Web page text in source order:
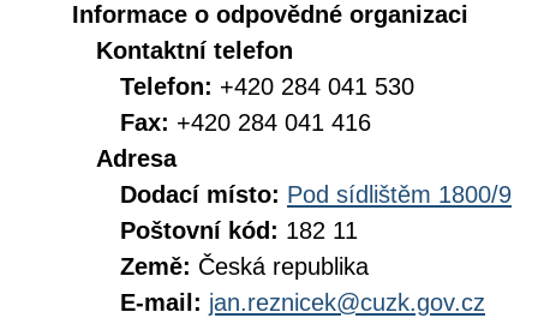
Informace o odpovědné organizaci
Kontaktní telefon
Telefon: +420 284 041 530
Fax: +420 284 041 416
Adresa
Dodací místo: Pod sídlištěm 1800/9
Poštovní kód: 182 11
Země: Česká republika
E-mail: jan.reznicek@cuzk.gov.cz